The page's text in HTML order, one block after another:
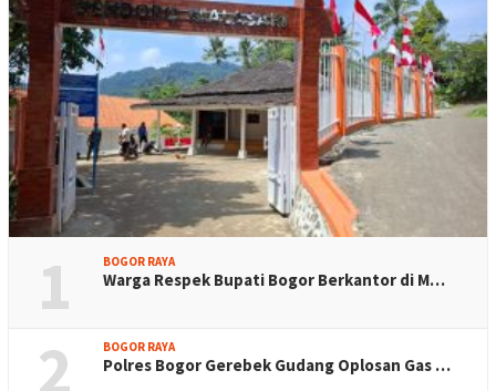
1 BOGOR RAYA
Warga Respek Bupati Bogor Berkantor di M…
2 BOGOR RAYA
Polres Bogor Gerebek Gudang Oplosan Gas …